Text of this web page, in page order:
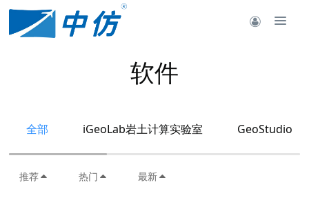
软件
全部 iGeoLab岩土计算实验室 GeoStudio
推荐 热门 最新